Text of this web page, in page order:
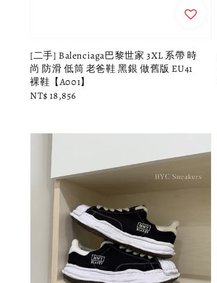
[二手] Balenciaga巴黎世家 3XL 系帶 時
尚 防滑 低筒 老爸鞋 黑銀 做舊版 EU41
裸鞋【A001】
Regular
NT$ 18,856